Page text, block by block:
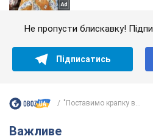
Не пропусти блискавку!
Підписатись
"Поставимо крапку в...
Важливе